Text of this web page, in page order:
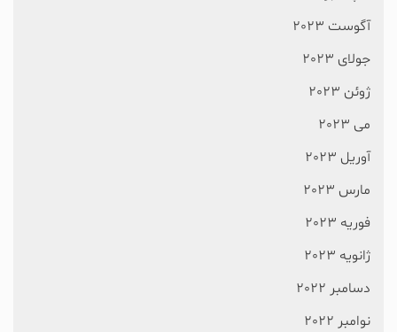
آگوست 2023
جولای 2023
ژوئن 2023
می 2023
آوریل 2023
مارس 2023
فوریه 2023
ژانویه 2023
دسامبر 2022
نوامبر 2022